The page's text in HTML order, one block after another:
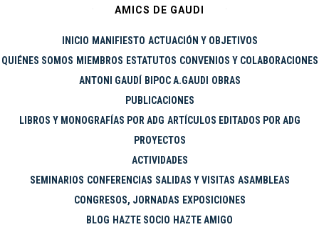
AMICS DE GAUDI
INICIO MANIFIESTO ACTUACIÓN Y OBJETIVOS
QUIÉNES SOMOS MIEMBROS ESTATUTOS CONVENIOS Y COLABORACIONES
ANTONI GAUDÍ
BIPOC A.GAUDI
OBRAS
PUBLICACIONES
LIBROS Y MONOGRAFÍAS POR ADG ARTÍCULOS EDITADOS POR ADG
PROYECTOS
ACTIVIDADES
SEMINARIOS CONFERENCIAS SALIDAS Y VISITAS ASAMBLEAS
CONGRESOS, JORNADAS EXPOSICIONES
BLOG HAZTE SOCIO HAZTE AMIGO